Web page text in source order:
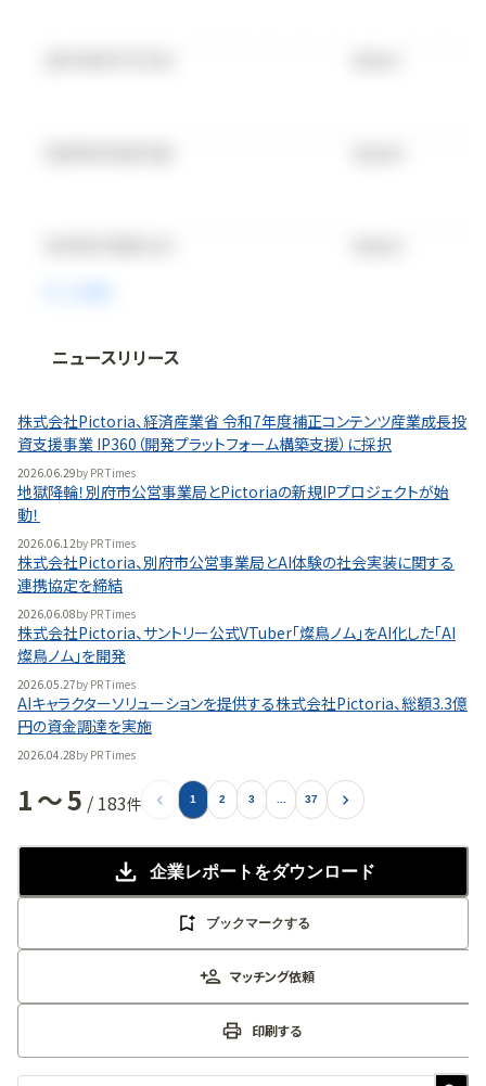
法人向け情報プラットフォーム
無料で使ってみる
ニュースリリース
株式会社Pictoria、経済産業省 令和7年度補正コンテンツ産業成長投
資支援事業 IP360（開発プラットフォーム構築支援）に採択
2026.06.29by PR Times
地獄降輪！別府市公営事業局とPictoriaの新規IPプロジェクトが始
動！
2026.06.12by PR Times
株式会社Pictoria、別府市公営事業局とAI体験の社会実装に関する
連携協定を締結
2026.06.08by PR Times
株式会社Pictoria、サントリー公式VTuber「燦鳥ノム」をAI化した「AI
燦鳥ノム」を開発
2026.05.27by PR Times
AIキャラクターソリューションを提供する株式会社Pictoria、総額3.3億
円の資金調達を実施
2026.04.28by PR Times
1〜5 / 183件 1 2 3 37
企業レポート をダウンロード
ブックマークする
マッチング依頼
印刷する